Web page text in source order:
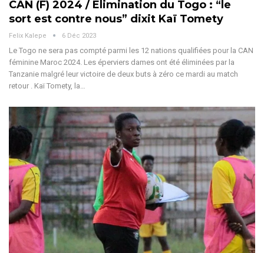
CAN (F) 2024 / Élimination du Togo : “le
sort est contre nous” dixit Kaï Tomety
Felix Kalepe 6 Déc 2023
Le Togo ne sera pas compté parmi les 12 nations qualifiées pour la CAN
féminine Maroc 2024. Les éperviers dames ont été éliminées par la
Tanzanie malgré leur victoire de deux buts à zéro ce mardi au match
retour . Kaï Tomety, la